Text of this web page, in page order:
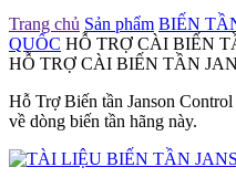
Trang chủ Sản phẩm BIẾN
QUỐC HỖ TRỢ CÀI BIẾN
HỖ TRỢ CÀI BIẾN TẦN
Hỗ Trợ Biến tần Janson
về dòng biến tần hãng này.